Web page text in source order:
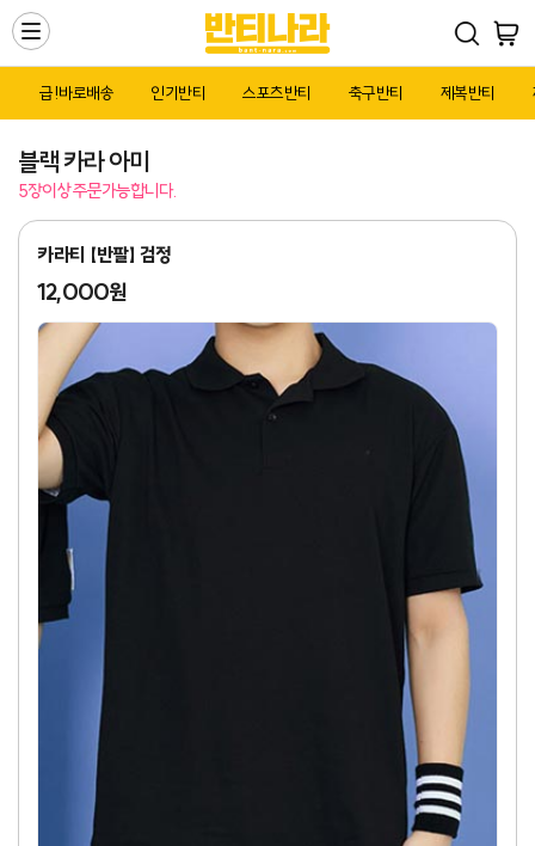
Toggle
navigation
급!바로배송 인기반티 스포츠반티 축구반티 제복반티
블랙 카라 아미
5장이상 주문가능합니다.
카라티 【반팔】 검정
12,000원